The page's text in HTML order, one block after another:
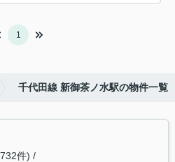
1
千代田線 新御茶ノ水駅の物件一覧
件)